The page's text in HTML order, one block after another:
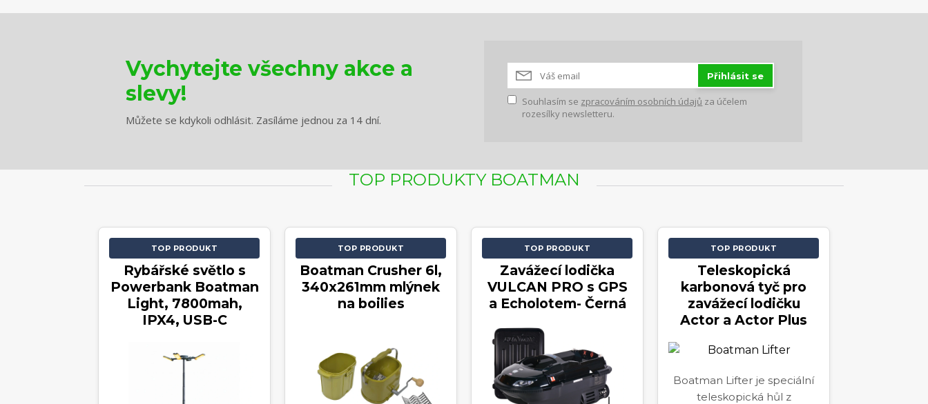
Vychytejte všechny akce a
slevy!
Můžete se kdykoli odhlásit. Zasíláme jednou za 14 dní.
Přihlásit se
Souhlasím se zpracováním osobních údajů za účelem
rozesílky newsletteru.
TOP PRODUKTY BOATMAN
TOP PRODUKT
Rybářské světlo s
Powerbank Boatman
Light, 7800mah,
IPX4, USB-C
TOP PRODUKT
Boatman Crusher 6l,
340x261mm mlýnek
na boilies
TOP PRODUKT
Zavážecí lodička
VULCAN PRO s GPS
a Echolotem- Černá
TOP PRODUKT
Teleskopická
karbonová tyč pro
zavážecí lodičku
Actor a Actor Plus
Boatman Lifter je speciální
teleskopická hůl z